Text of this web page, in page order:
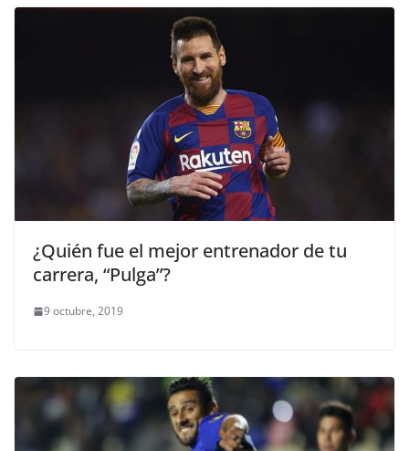
¿Quién fue el mejor entrenador de tu
carrera, “Pulga”?
9 octubre, 2019